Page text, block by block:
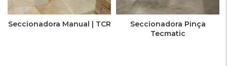
Seccionadora Manual | TCR
Seccionadora Pinça
Tecmatic